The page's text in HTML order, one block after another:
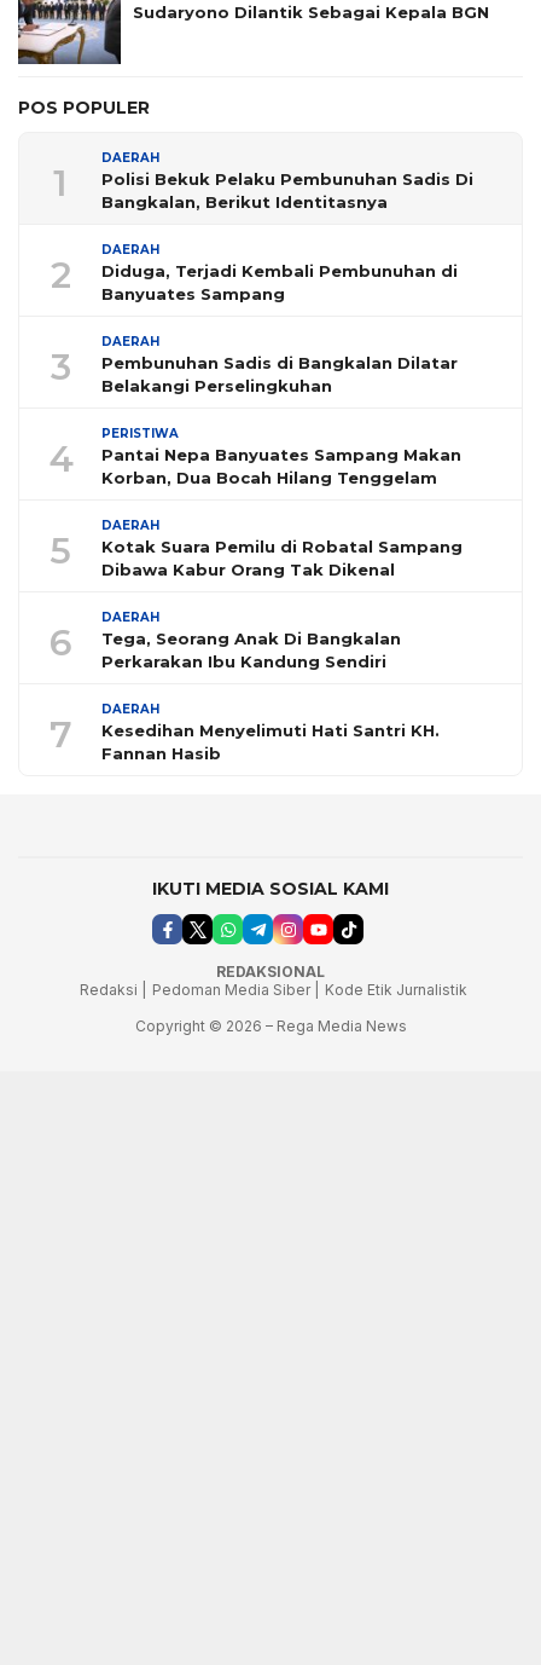
Sudaryono Dilantik Sebagai Kepala BGN
POS POPULER
1
DAERAH
Polisi Bekuk Pelaku Pembunuhan Sadis Di
Bangkalan, Berikut Identitasnya
2
DAERAH
Diduga, Terjadi Kembali Pembunuhan di
Banyuates Sampang
3
DAERAH
Pembunuhan Sadis di Bangkalan Dilatar
Belakangi Perselingkuhan
4
PERISTIWA
Pantai Nepa Banyuates Sampang Makan
Korban, Dua Bocah Hilang Tenggelam
5
DAERAH
Kotak Suara Pemilu di Robatal Sampang
Dibawa Kabur Orang Tak Dikenal
6
DAERAH
Tega, Seorang Anak Di Bangkalan
Perkarakan Ibu Kandung Sendiri
7
DAERAH
Kesedihan Menyelimuti Hati Santri KH.
Fannan Hasib
IKUTI MEDIA SOSIAL KAMI
REDAKSIONAL
Redaksi |
Pedoman Media Siber |
Kode Etik Jurnalistik
Copyright © 2026 – Rega Media News